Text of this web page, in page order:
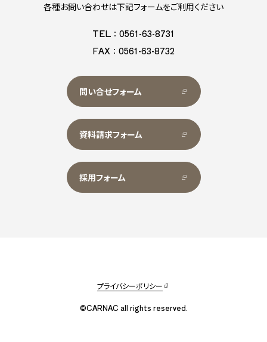
各種お問い合わせは下記フォームをご利用ください
TEL：0561-63-8731
FAX：0561-63-8732
問い合せフォーム
資料請求フォーム
採用フォーム
プライバシーポリシー
©CARNAC all rights reserved.